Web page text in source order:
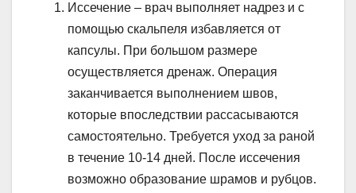
Иссечение – врач выполняет надрез и с
помощью скальпеля избавляется от
капсулы. При большом размере
осуществляется дренаж. Операция
заканчивается выполнением швов,
которые впоследствии рассасываются
самостоятельно. Требуется уход за раной
в течение 10-14 дней. После иссечения
возможно образование шрамов и рубцов.